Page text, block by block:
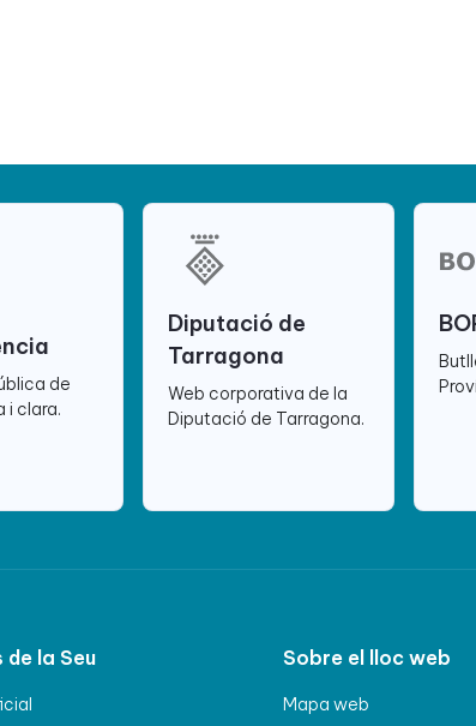
de
i clara.
Diputació de
Tarragona
Web corporativa de la
Diputació de Tarragona.
de la Seu Sobre el lloc web
Mapa web